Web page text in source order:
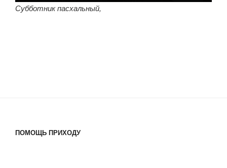
Субботник пасхальный,
ПОМОЩЬ ПРИХОДУ